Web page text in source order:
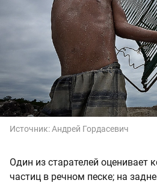
Источник:Андрей Гордасевич
Один из старателей оценивает
частиц в речном песке; на